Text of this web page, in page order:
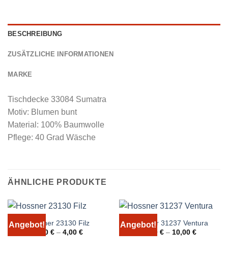
BESCHREIBUNG
ZUSÄTZLICHE INFORMATIONEN
MARKE
Tischdecke 33084 Sumatra
Motiv: Blumen bunt
Material: 100% Baumwolle
Pflege: 40 Grad Wäsche
ÄHNLICHE PRODUKTE
Angebot!Hossner 23130 Filz
3,00 €– 4,00 €
Angebot!
Hossner 31237 Ventura
9,00 €– 10,00 €